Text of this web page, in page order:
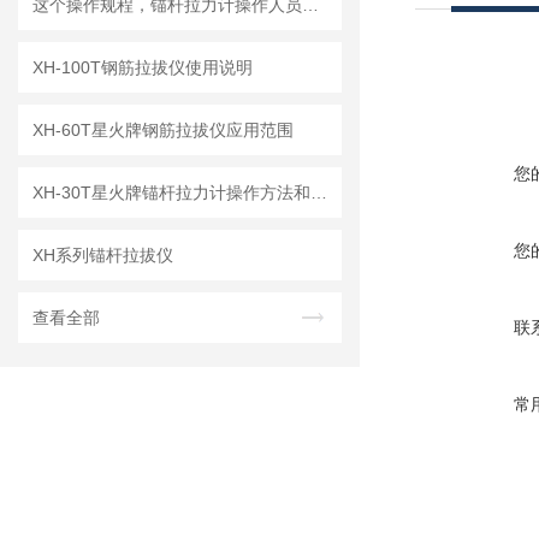
XH-100T钢筋拉拔仪使用说明
XH-60T星火牌钢筋拉拔仪应用范围
XH系列锚杆拉拔仪
查看全部
您
您
联
常